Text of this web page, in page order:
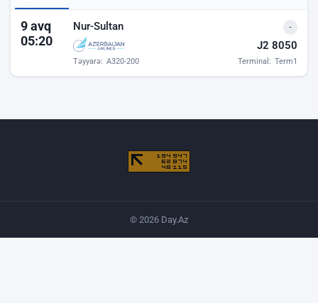
Bakı hava limanı - gəlişlər
9 avq
05:20
Nur-Sultan
J2 8050
Təyyarə: A320-200 Terminal: Term1
-
© 2026 Day.Az